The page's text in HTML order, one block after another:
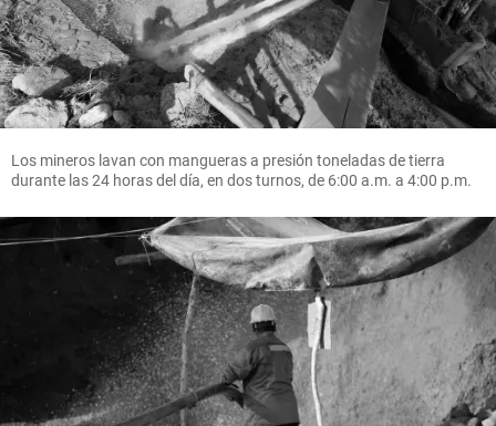
Los mineros lavan con mangueras a presión toneladas de tierra
durante las 24 horas del día, en dos turnos, de 6:00 a.m. a 4:00 p.m.